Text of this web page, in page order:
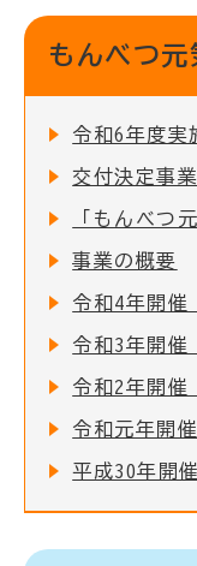
もんべつ
交付決定事
事業の概要